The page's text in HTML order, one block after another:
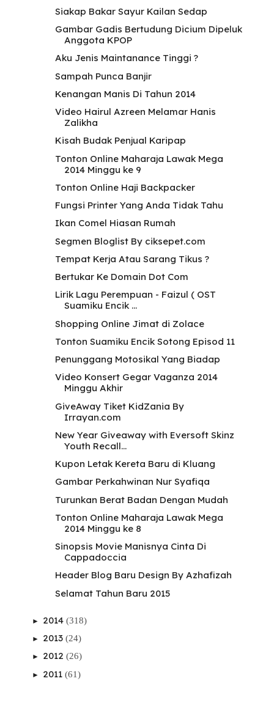
Siakap Bakar Sayur Kailan Sedap
Gambar Gadis Bertudung Dicium Dipeluk
Anggota KPOP
Aku Jenis Maintanance Tinggi ?
Sampah Punca Banjir
Kenangan Manis Di Tahun 2014
Video Hairul Azreen Melamar Hanis
Zalikha
Kisah Budak Penjual Karipap
Tonton Online Maharaja Lawak Mega
2014 Minggu ke 9
Tonton Online Haji Backpacker
Fungsi Printer Yang Anda Tidak Tahu
Ikan Comel Hiasan Rumah
Segmen Bloglist By ciksepet.com
Tempat Kerja Atau Sarang Tikus ?
Bertukar Ke Domain Dot Com
Lirik Lagu Perempuan - Faizul ( OST
Suamiku Encik ...
Shopping Online Jimat di Zolace
Tonton Suamiku Encik Sotong Episod 11
Penunggang Motosikal Yang Biadap
Video Konsert Gegar Vaganza 2014
Minggu Akhir
GiveAway Tiket KidZania By
Irrayan.com
New Year Giveaway with Eversoft Skinz
Youth Recall...
Kupon Letak Kereta Baru di Kluang
Gambar Perkahwinan Nur Syafiqa
Turunkan Berat Badan Dengan Mudah
Tonton Online Maharaja Lawak Mega
2014 Minggu ke 8
Sinopsis Movie Manisnya Cinta Di
Cappadoccia
Header Blog Baru Design By Azhafizah
Selamat Tahun Baru 2015
► 2014 (318)
► 2013 (24)
► 2012 (26)
► 2011 (61)